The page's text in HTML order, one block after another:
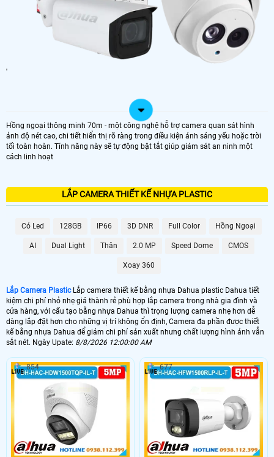
'
Hồng ngoại thông minh 70m - một công nghệ hỗ trợ camera quan sát hình
ảnh độ nét cao, chi tiết hiển thị rõ ràng trong điều kiện ánh sáng yếu hoặc trời
tối toàn hoàn. Tính năng này sẽ tự động bật tắt giúp giám sát an ninh một
cách linh hoạt
LẮP CAMERA THIẾT KẾ NHỰA PLASTIC
Có Led 128GB IP66 3D DNR Full Color Hồng Ngoại
AI Dual Light Thân 2.0 MP Speed Dome CMOS
Xoay 360
Lắp Camera PlasticLắp camera thiết kế bằng nhựa Dahua plastic Dahua tiết
kiệm chi phí nhỏ nhẹ giá thành rẻ phù hợp lắp camera trong nhà gia đình và
cửa hàng, với cấu tạo bằng nhựa Dahua thì trọng lượng camera nhẹ hơn dễ
dàng lắp đặt hơn cho những vị trí không ổn định, Camera đa phần được thiết
kế bằng nhựa Dahua để giám chi phí sản xuất nhưng chất lượng hình ảnh vẫn
sắt nét. Ngày Upate: 8/8/2026 12:00:00 AM
854 677